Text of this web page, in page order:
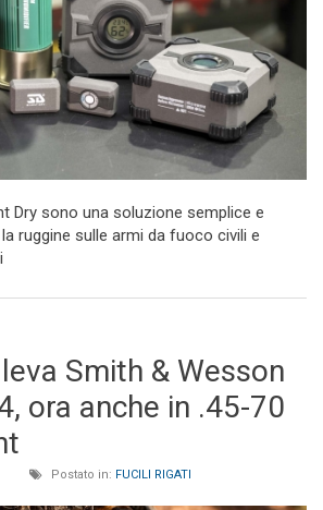
Dry sono una soluzione semplice e
ruggine sulle armi da fuoco civili e
Smith & Wesson
ora anche in .45-70
Postato in: FUCILI RIGATI